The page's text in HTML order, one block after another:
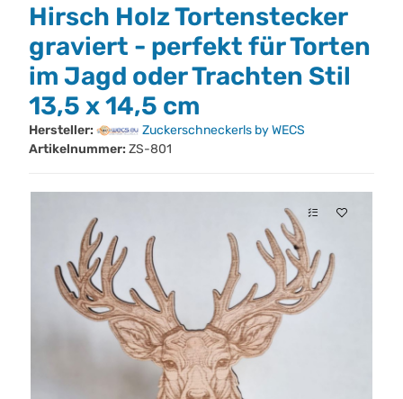
Hirsch Holz Tortenstecker
graviert - perfekt für Torten
im Jagd oder Trachten Stil
13,5 x 14,5 cm
Hersteller:
Zuckerschneckerls by WECS
Artikelnummer: ZS-801